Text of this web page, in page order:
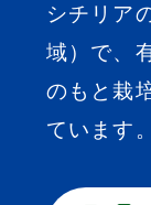
シチリア
域）で、
のもと栽
ています。